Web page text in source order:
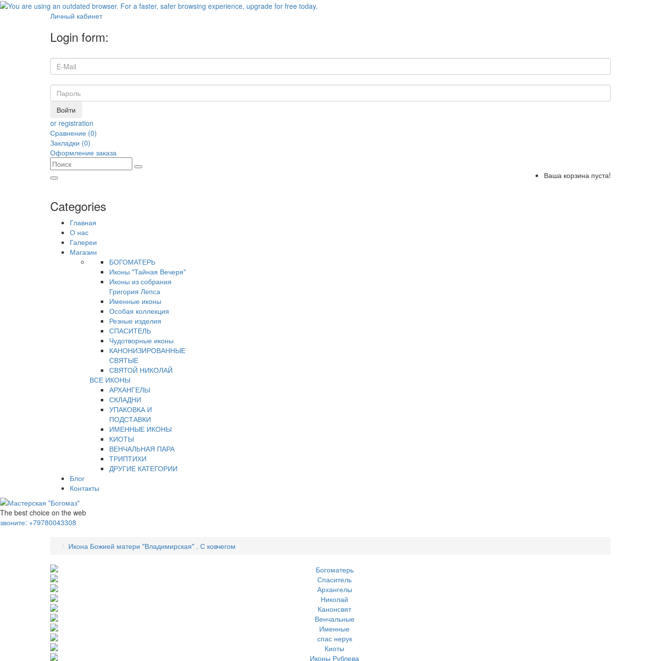
Личный кабинет
Login form:
Войти
or registration
Сравнение (0)
Закладки (0)
Оформление заказа
Ваша корзина пуста!
Categories
Главная
О нас
Галереи
Магазин
БОГОМАТЕРЬ
Иконы "Тайная Вечеря"
Иконы из собрания
Григория Лепса
Именные иконы
Особая коллекция
Резные изделия
СПАСИТЕЛЬ
Чудотворные иконы
КАНОНИЗИРОВАННЫЕ
СВЯТЫЕ
СВЯТОЙ НИКОЛАЙ
ВСЕ ИКОНЫ
АРХАНГЕЛЫ
СКЛАДНИ
УПАКОВКА И
ПОДСТАВКИ
ИМЕННЫЕ ИКОНЫ
КИОТЫ
ВЕНЧАЛЬНАЯ ПАРА
ТРИПТИХИ
ДРУГИЕ КАТЕГОРИИ
Блог
Контакты
The best choice on the web
звоните: +79780043308
Икона Божией матери "Владимирская" . С ковчегом